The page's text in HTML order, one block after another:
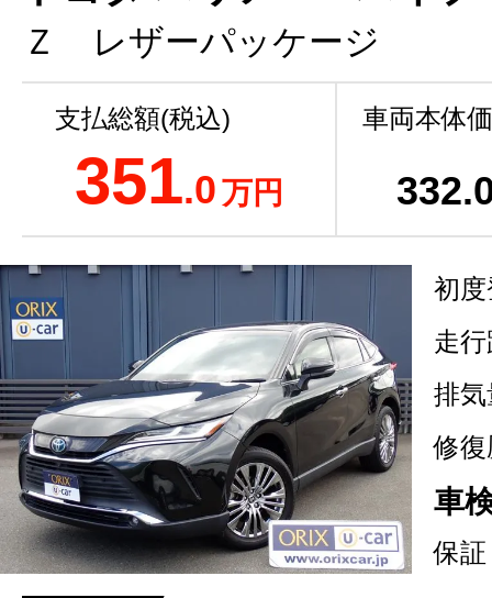
Ｚ レザーパッケージ
支払総額(税込)
351.0万円
車両本体
332
初
走
排気
修復
車
保証